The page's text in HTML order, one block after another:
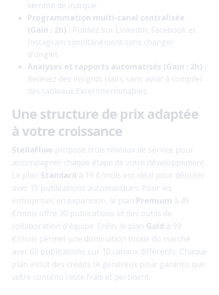
identité de marque.
Programmation multi-canal centralisée
(Gain : 2h) : Publiez sur LinkedIn, Facebook et
Instagram simultanément sans changer
d'onglet.
Analyses et rapports automatisés (Gain : 2h) :
Recevez des insights clairs sans avoir à compiler
des tableaux Excel interminables.
Une structure de prix adaptée
à votre croissance
StellaFlow propose trois niveaux de service pour
accompagner chaque étape de votre développement.
Le plan Standard à 19 €/mois est idéal pour débuter
avec 15 publications automatiques. Pour les
entreprises en expansion, le plan Premium à 49
€/mois offre 30 publications et des outils de
collaboration d'équipe. Enfin, le plan Gold à 99
€/mois permet une domination totale du marché
avec 60 publications sur 10 canaux différents. Chaque
plan inclut des crédits IA généreux pour garantir que
votre contenu reste frais et pertinent.